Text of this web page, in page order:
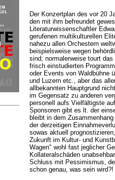
Der Konzertplan des vor 20
den mit ihm befreundet
Literaturwissenschaftler
gerufenen multikulturellen
nahezu allen Orchestern
beispielsweise wegen
sind; normalerweise tourt
frisch einstudierten
oder Events von Waldbühne
und Luzern etc., aber das
allbekannten Hauptgrund
im Gegensatz zu anderen
personell aufs Vielfältigste
Sponsoren gibt es lt. der
bleibt in dem
der derzeitigen
sowas aktuell
Zukunft im Kultur- und
Wagen" wohl fast jeglicher
Kollateralschäden
Schluss mit Pessimismus,
schon genau, was sein wird?!